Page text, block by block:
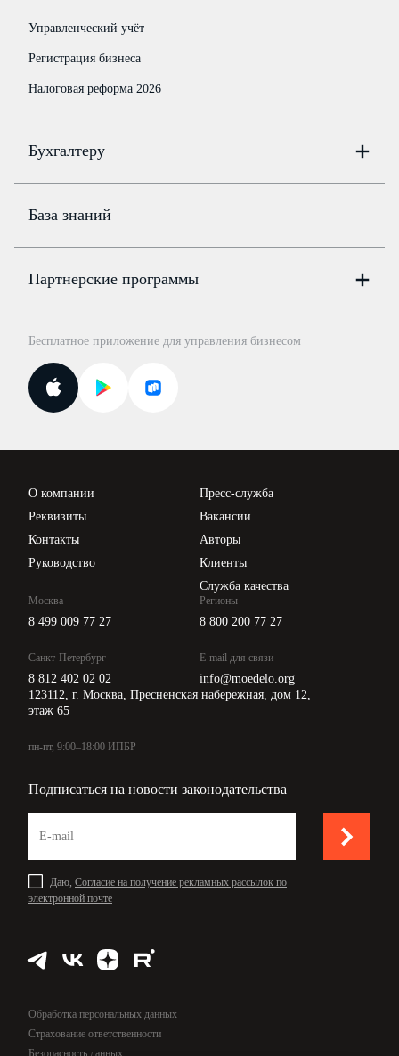
Управленческий учёт
Регистрация бизнеса
Налоговая реформа 2026
Бухгалтеру
Цены
Бюро
Консультации по учёту и налогам
Курсы повышения квалификации
Госпроверки
Поиск ответа на вопрос
Новости законодательства
База знаний
Партнерские программы
Для самозанятых
Бесплатное приложение для управления бизнесом
О компании
Реквизиты
Контакты
Руководство
Пресс-служба
Вакансии
Авторы
Клиенты
Служба качества
Москва
8 499 009 77 27
Санкт-Петербург
8 812 402 02 02
Регионы
8 800 200 77 27
E-mail для связи
info@moedelo.org
123112, г. Москва, Пресненская набережная, дом 12,
этаж 65
пн-пт, 9:00–18:00 ИПБР
Подписаться на новости законодательства
Даю, Согласие на получение рекламных рассылок по
электронной почте
Обработка персональных данных
Страхование ответственности
Безопасность данных